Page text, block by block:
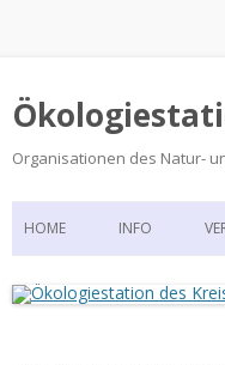
Organisationen des Natur-
HOME INFO